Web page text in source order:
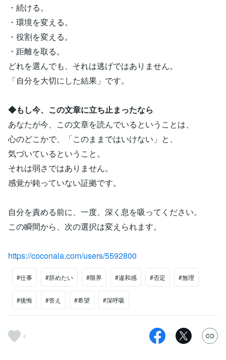
・続ける。
・環境を変える。
・役割を変える。
・距離を取る。
どれを選んでも、それは逃げではありません。
「自分を大切にした結果」です。
◆もし今、この文章に立ち止まったなら
あなたが今、この文章を読んでいるということは、
心のどこかで、「このままではいけない」と、
気づいているということ。
それは弱さではありません。
感覚が鈍っていない証拠です。
自分を責める前に、一度、深く息を吸ってください。
この瞬間から、次の選択は変えられます。
https://coconala.com/users/5592800
#仕事 #辞めたい #限界 #違和感 #否定 #無理
#後悔 #答え #希望 #深呼吸
4